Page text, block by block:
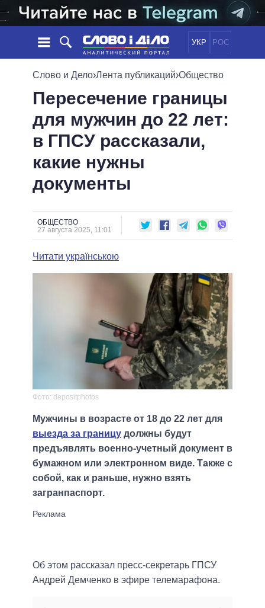
УКР РОС
НОВОСТИ
ЛЕНТА
СОБЫТИЯ
СТАТЬИ
ОБЗОРЫ
ДАЙДЖЕСТЫ
ПОЛИТИКА
ЭКОНОМИКА
ОБЩЕСТВО
ОБЕЩАНИЯ
ПОЛИТИКИ
ВСЕ ПОЛИТИКИ
ПРЕЗИДЕНТ И ОФИС
ВЕРХОВНАЯ РАДА
ГЛАВЫ ОБЛАДМИНИСТРАЦИЙ
МЭРЫ
ВСЕ ПЕРСОНЫ
ИНФОГРАФИКА
ВИДЕО
СРАВНЕНИЕ ПОЛИТИКОВ
Слово и Дело›Лента публикаций›Общество
Пересечение границы
для мужчин до 22 лет:
в ГПСУ рассказали,
какие нужны
документы
ОБЩЕСТВО
27 августа 2025, 11:01
Читати українською
Фото: depositphotos
Мужчины в возрасте от 18 до 22 лет для
выезда за границу должны будут
предъявлять военно-учетный документ в
бумажном или электронном виде. Также с
собой, как и раньше, нужно взять
загранпаспорт.
Об этом рассказал пресс-секретарь ГПСУ
Андрей Демченко в эфире телемарафона.